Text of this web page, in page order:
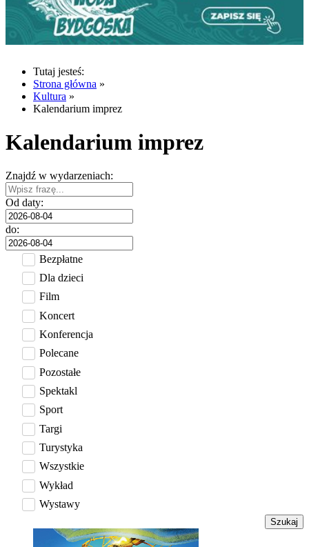
Tutaj jesteś:
Strona główna »
Kultura »
Kalendarium imprez
Kalendarium imprez
Znajdź w wydarzeniach:
Od daty:
do:
Bezpłatne
Dla dzieci
Film
Koncert
Konferencja
Polecane
Pozostałe
Spektakl
Sport
Targi
Turystyka
Wszystkie
Wykład
Wystawy
Szukaj